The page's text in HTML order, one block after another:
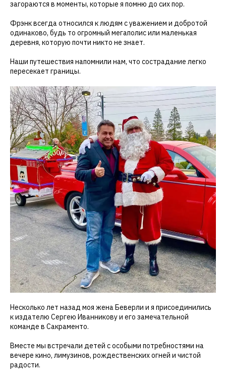
загораются в моменты, которые я помню до сих пор.
Фрэнк всегда относился к людям с уважением и добротой
одинаково, будь то огромный мегаполис или маленькая
деревня, которую почти никто не знает.
Наши путешествия напомнили нам, что сострадание легко
пересекает границы.
Несколько лет назад моя жена Беверли и я присоединились
к издателю Сергею Иванникову и его замечательной
команде в Сакраменто.
Вместе мы встречали детей с особыми потребностями на
вечере кино, лимузинов, рождественских огней и чистой
радости.